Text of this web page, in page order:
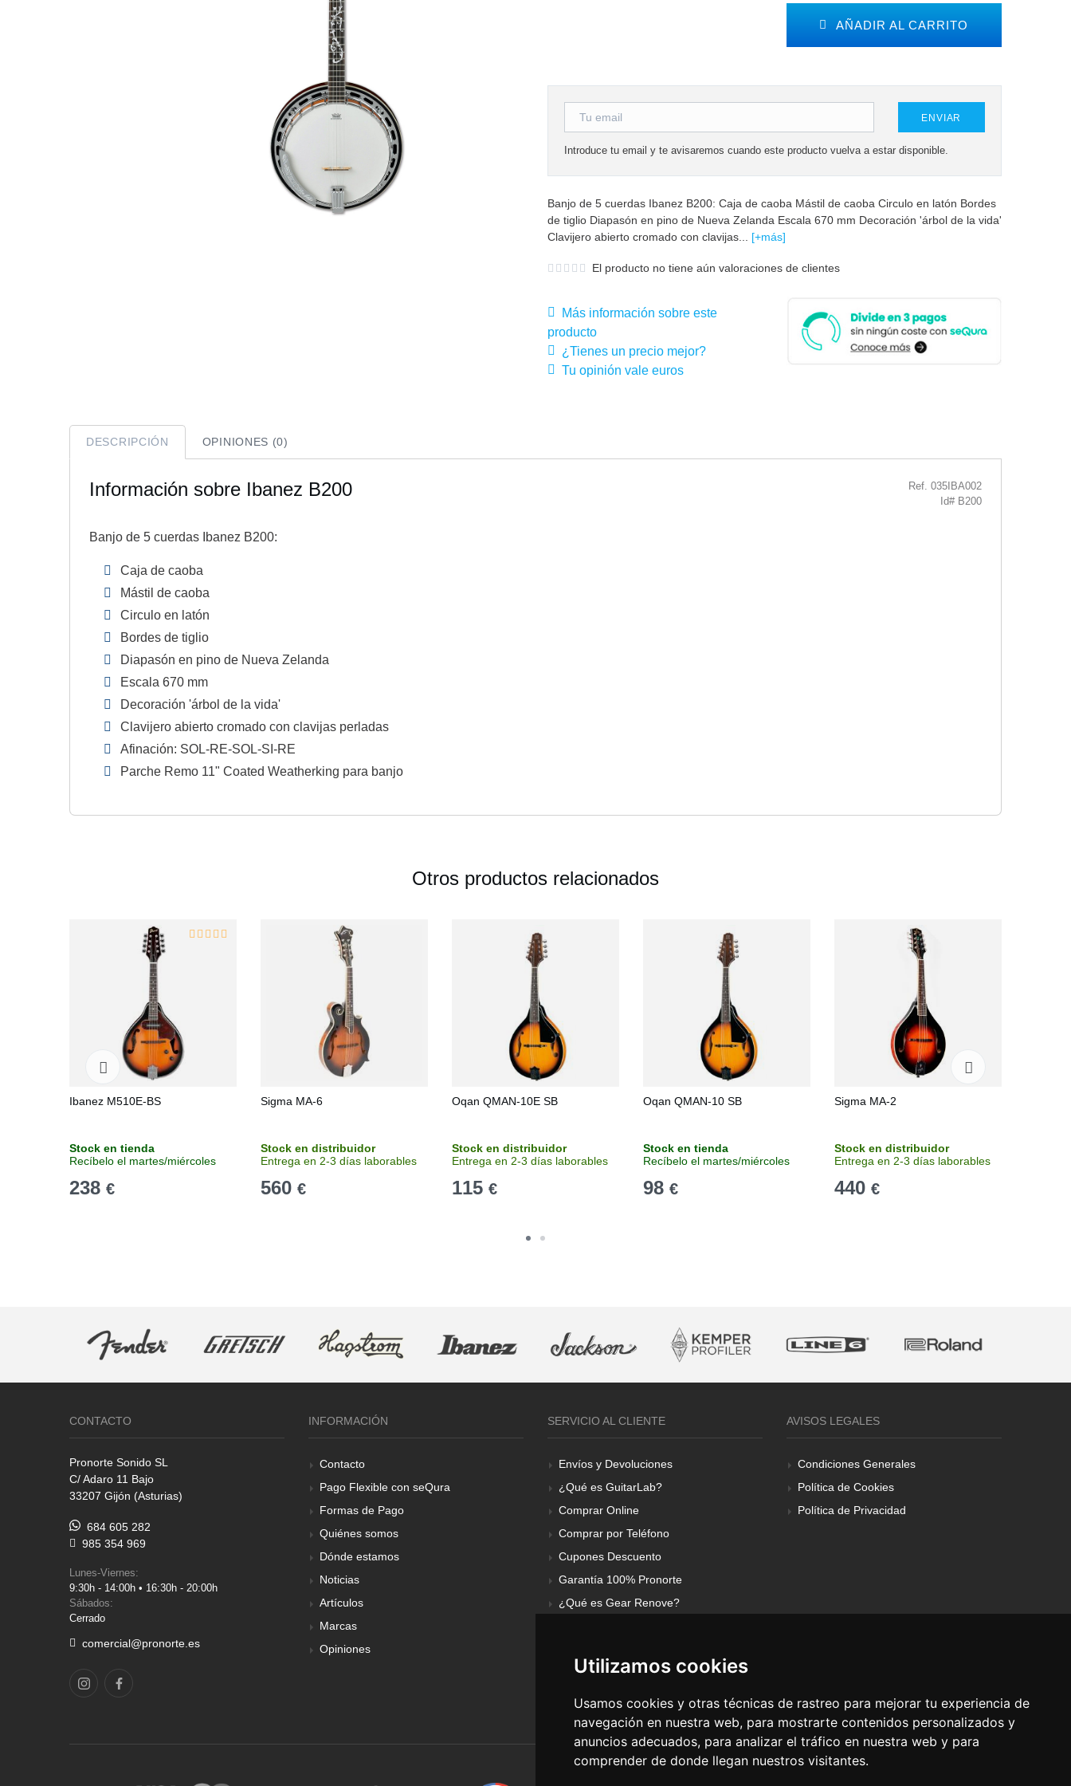
Utilizamos cookies
Usamos cookies y otras técnicas de rastreo para mejorar tu experiencia de
navegación en nuestra web, para mostrarte contenidos personalizados y
anuncios adecuados, para analizar el tráfico en nuestra web y para
comprender de donde llegan nuestros visitantes.
AÑADIR AL CARRITO
ENVIAR
Introduce tu email y te avisaremos cuando este producto vuelva a estar disponible.
Banjo de 5 cuerdas Ibanez B200: Caja de caoba Mástil de caoba Circulo en latón Bordes
de tiglio Diapasón en pino de Nueva Zelanda Escala 670 mm Decoración 'árbol de la vida'
Clavijero abierto cromado con clavijas... [+más]
El producto no tiene aún valoraciones de clientes
Más información sobre este
producto
¿Tienes un precio mejor?
Tu opinión vale euros
DESCRIPCIÓN OPINIONES (0)
Información sobre Ibanez B200
Ref. 035IBA002
Id# B200
Banjo de 5 cuerdas Ibanez B200:
Caja de caoba
Mástil de caoba
Circulo en latón
Bordes de tiglio
Diapasón en pino de Nueva Zelanda
Escala 670 mm
Decoración 'árbol de la vida'
Clavijero abierto cromado con clavijas perladas
Afinación: SOL-RE-SOL-SI-RE
Parche Remo 11" Coated Weatherking para banjo
Otros productos relacionados
Ibanez M510E-BS
Stock en tienda
Recíbelo el martes/miércoles
238 €
Sigma MA-6
Stock en distribuidor
Entrega en 2-3 días laborables
560 €
Oqan QMAN-10E SB
Stock en distribuidor
Entrega en 2-3 días laborables
115 €
Oqan QMAN-10 SB
Stock en tienda
Recíbelo el martes/miércoles
98 €
Sigma MA-2
Stock en distribuidor
Entrega en 2-3 días laborables
440 €
CONTACTO
Pronorte Sonido SL
C/ Adaro 11 Bajo
33207 Gijón (Asturias)
684 605 282
985 354 969
Lunes-Viernes:
9:30h - 14:00h • 16:30h - 20:00h
Sábados:
Cerrado
comercial@pronorte.es
INFORMACIÓN
Contacto
Pago Flexible con seQura
Formas de Pago
Quiénes somos
Dónde estamos
Noticias
Artículos
Marcas
Opiniones
SERVICIO AL CLIENTE
Envíos y Devoluciones
¿Qué es GuitarLab?
Comprar Online
Comprar por Teléfono
Cupones Descuento
Garantía 100% Pronorte
¿Qué es Gear Renove?
AVISOS LEGALES
Condiciones Generales
Política de Cookies
Política de Privacidad